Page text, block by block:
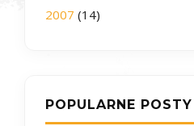
2007 (14)
POPULARNE POSTY